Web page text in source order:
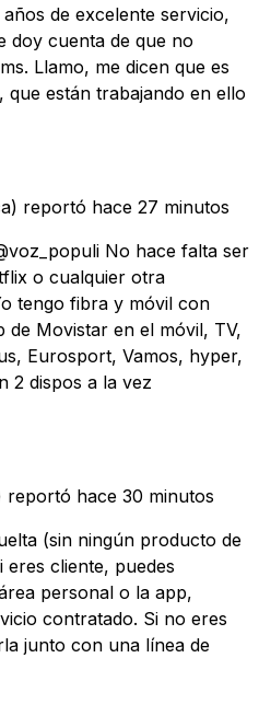
de excelente servicio,
doy cuenta de que no
Llamo, me dicen que es
están trabajando en ello
reportó hace 27 minutos
No hace falta ser
o cualquier otra
tengo fibra y móvil con
de Movistar en el móvil, TV,
Eurosport, Vamos, hyper,
2 dispos a la vez
reportó hace 30 minutos
(sin ningún producto de
eres cliente, puedes
personal o la app,
contratado. Si no eres
junto con una línea de